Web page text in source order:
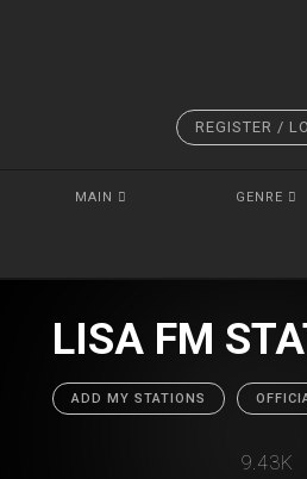
REGISTER /
MAIN GENRE
LISA FM
ADD MY STATIONS
9.43K